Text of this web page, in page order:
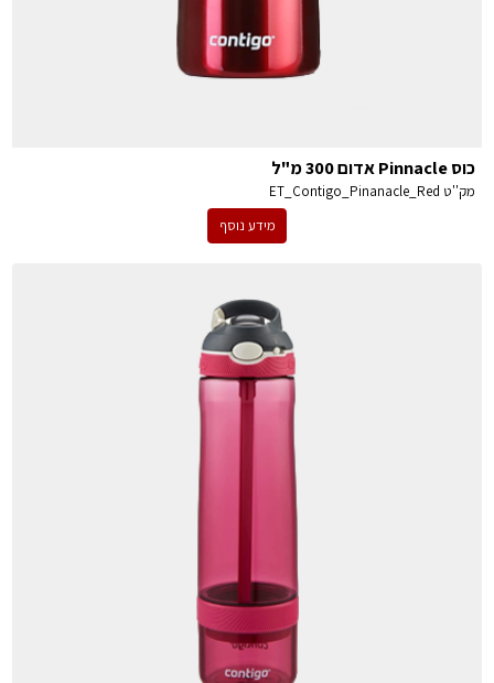
כוס Pinnacle אדום 300 מ"ל
מק''ט ET_Contigo_Pinanacle_Red
מידע נוסף